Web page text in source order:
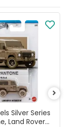
Silver Series
Land Rover